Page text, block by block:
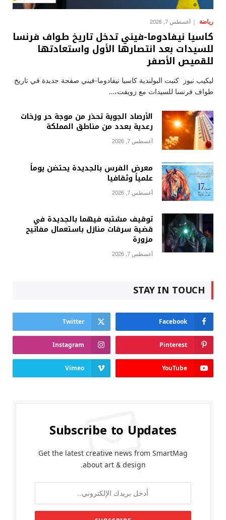
رياضة أغسطس 7, 2026
كاسيا نيفادوما-فيني تدخل تاريخ طواف فرنسا
للسيدات بعد انتصارها الأول واستعادتها
للقميص الأصفر
ليكيب نيوز كتبت البولندية كاسيا نيفادوما-فيني صفحة جديدة في تاريخ
طواف فرنسا للسيدات مع زويفت،…
الأرصاد الجوية تحذر من موجة حر وزخات
رعدية بعدد من مناطق المملكة
أغسطس 7, 2026
معرض الفرس بالجديدة يحتضن يوماً
علمياً وثقافيا
أغسطس 7, 2026
توقيف مشتبه فيهما بالجديدة في
قضية سرقات منازل باستعمال مفاتيح
مزورة
أغسطس 7, 2026
STAY IN TOUCH
Facebook
Twitter
Pinterest
Instagram
YouTube
Vimeo
Subscribe to Updates
Get the latest creative news from SmartMag
about art & design.